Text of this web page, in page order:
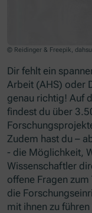
© Reidinger & Freepik,
Dir fehlt ein
Arbeit (AHS) oder
genau richtig! Auf
findest du über
Zudem hast du –
- die Möglichkeit,
Wissenschaftler
offene Fragen
die
mit ihnen zu